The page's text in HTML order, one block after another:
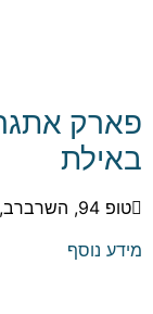
באילת
טופ 94, השרברב, אילת, ישראל
מידע נוסף